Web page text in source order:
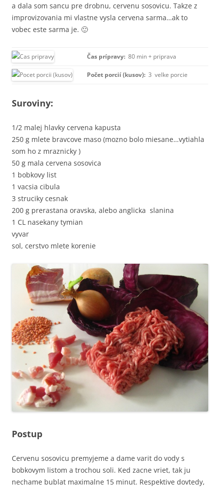
a dala som sancu pre drobnu, cervenu sosovicu. Takze z
improvizovania mi vlastne vysla cervena sarma…ak to
vobec este sarma je. 🙂
Čas prípravy: 80 min + priprava
Počet porcií (kusov): 3 velke porcie
Suroviny:
1/2 malej hlavky cervena kapusta
250 g mlete bravcove maso (mozno bolo miesane…vytiahla
som ho z mraznicky )
50 g mala cervena sosovica
1 bobkovy list
1 vacsia cibula
3 struciky cesnak
200 g prerastana oravska, alebo anglicka slanina
1 CL nasekany tymian
vyvar
sol, cerstvo mlete korenie
Postup
Cervenu sosovicu premyjeme a dame varit do vody s
bobkovym listom a trochou soli. Ked zacne vriet, tak ju
nechame bublat maximalne 15 minut. Respektive dovtedy,